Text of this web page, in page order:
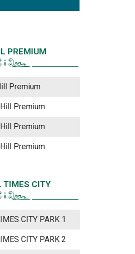
PREMIUM
Premium
Premium
Premium
Premium
TIMES CITY
CITY PARK 1
CITY PARK 2